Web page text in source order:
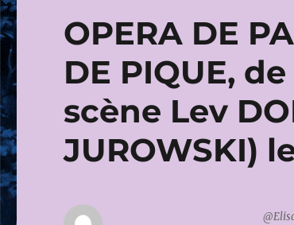
OPERA DE
DE PIQUE,
scène Lev
JUROWSKI)